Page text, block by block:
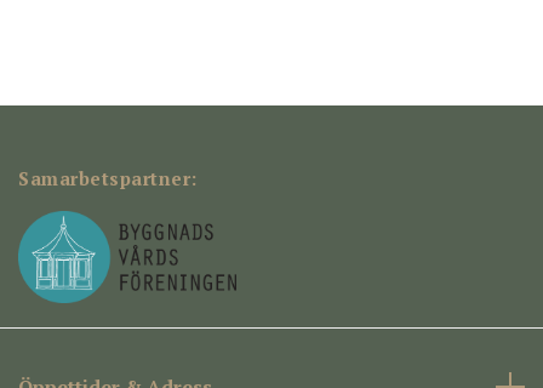
Samarbetspartner: